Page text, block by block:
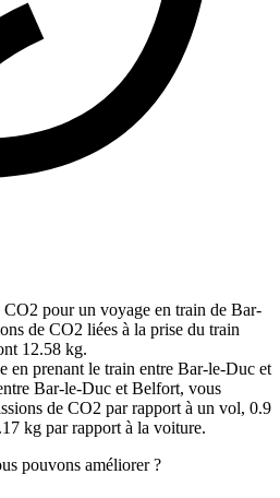
CO2 pour un voyage en train de Bar-
de CO2 liées à la prise du train
12.58 kg.
en prenant le train entre Bar-le-Duc et
Bar-le-Duc et Belfort, vous
de CO2 par rapport à un vol, 0.9
kg par rapport à la voiture.
pouvons améliorer ?